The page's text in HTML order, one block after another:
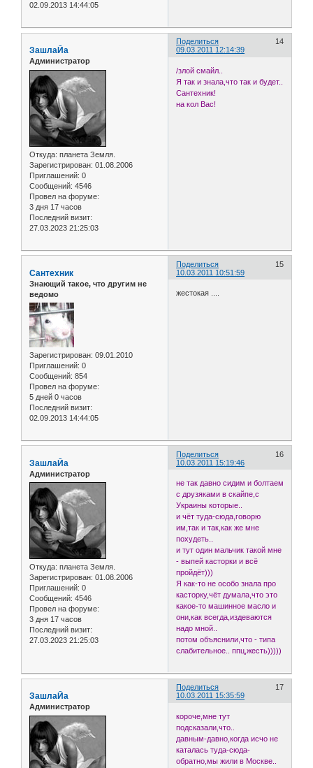
02.09.2013 14:44:05
Поделиться
14
09.03.2011 12:14:39
ЗашлаЙа
Администратор
Откуда: планета Земля.
Зарегистрирован: 01.08.2006
Приглашений: 0
Сообщений: 4546
Провел на форуме:
3 дня 17 часов
Последний визит:
27.03.2023 21:25:03
/злой смайл..
Я так и знала,что так и будет..
Сантехник!
на кол Вас!
Поделиться
15
10.03.2011 10:51:59
Сантехник
Знающий такое, что другим не
ведомо
Зарегистрирован: 09.01.2010
Приглашений: 0
Сообщений: 854
Провел на форуме:
5 дней 0 часов
Последний визит:
02.09.2013 14:44:05
жестокая ....
Поделиться
16
10.03.2011 15:19:46
ЗашлаЙа
Администратор
Откуда: планета Земля.
Зарегистрирован: 01.08.2006
Приглашений: 0
Сообщений: 4546
Провел на форуме:
3 дня 17 часов
Последний визит:
27.03.2023 21:25:03
не так давно сидим и болтаем
с друзяками в скайпе,с
Украины которые..
и чёт туда-сюда,говорю
им,так и так,как же мне
похудеть..
и тут один мальчик такой мне
- выпей касторки и всё
пройдёт)))
Я как-то не особо знала про
касторку,чёт думала,что это
какое-то машинное масло и
они,как всегда,издеваются
надо мной..
потом объяснили,что - типа
слабительное.. ппц,жесть)))))
Поделиться
17
10.03.2011 15:35:59
ЗашлаЙа
Администратор
короче,мне тут
подсказали,что..
давным-давно,когда исчо не
каталась туда-сюда-
обратно,мы жили в Москве..